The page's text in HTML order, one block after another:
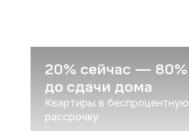
20% сейчас — 80%
до сдачи дома
Квартиры в беспроцентную
рассрочку